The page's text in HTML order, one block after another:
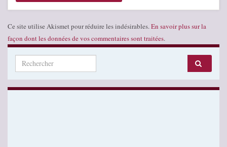
Ce site utilise Akismet pour réduire les indésirables. En savoir plus sur la
façon dont les données de vos commentaires sont traitées.
Search for: